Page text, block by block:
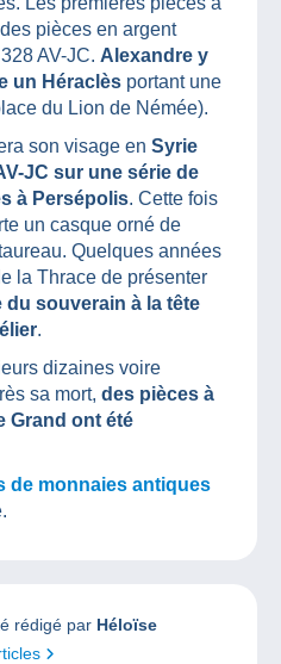
pièces en argent
AV-JC. Alexandre y
un Héraclès portant une
du Lion de Némée).
son visage en Syrie
JC sur une série de
à Persépolis. Cette fois
un casque orné de
Quelques années
la Thrace de présenter
du souverain à la tête
.
dizaines voire
sa mort, des pièces à
Grand ont été
de monnaies antiques
rédigé par Héloïse